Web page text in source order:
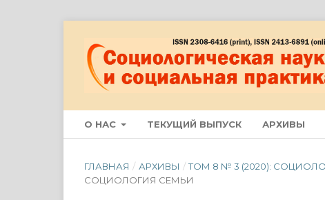
О НАС ТЕКУЩИЙ ВЫПУСК АРХИВЫ
ГЛАВНАЯ / АРХИВЫ / ТОМ 8 № 3 (2020):
СОЦИОЛОГИЯ СЕМЬИ